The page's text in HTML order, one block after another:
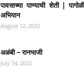
पावसाच्या पाण्याची शेती |
अभियान
August 12, 2022
अळंबी – रानभाजी
July 14, 2022